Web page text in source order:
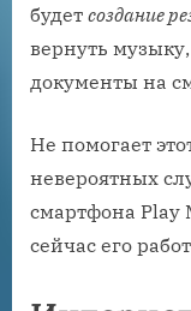
будет создание
вернуть
документы на
Не помогает
невероятных
смартфона Play
сейчас его